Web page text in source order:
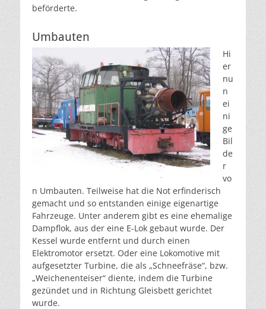
beförderte.
Umbauten
Hi
er
nu
n
ei
ni
ge
Bil
de
r
vo
n Umbauten. Teilweise hat die Not erfinderisch
gemacht und so entstanden einige eigenartige
Fahrzeuge. Unter anderem gibt es eine ehemalige
Dampflok, aus der eine E-Lok gebaut wurde. Der
Kessel wurde entfernt und durch einen
Elektromotor ersetzt. Oder eine Lokomotive mit
aufgesetzter Turbine, die als „Schneefräse“, bzw.
„Weichenenteiser“ diente, indem die Turbine
gezündet und in Richtung Gleisbett gerichtet
wurde.